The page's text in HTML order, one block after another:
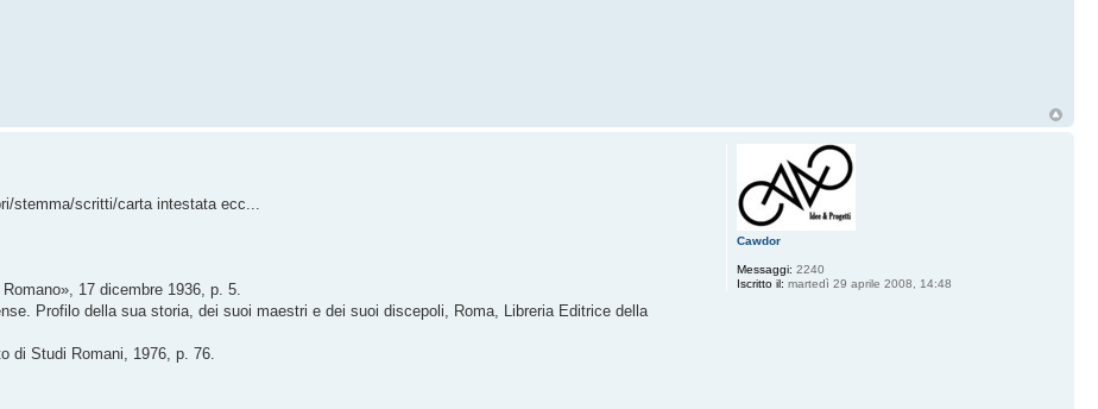
stemma/scritti/carta intestata ecc...
17 dicembre 1936, p. 5.
Profilo della sua storia, dei suoi maestri e dei suoi discepoli, Roma, Libreria Editrice della
di Studi Romani, 1976, p. 76.
Cawdor
Messaggi: 2240
Iscritto il: martedì 29 aprile 2008, 14:48